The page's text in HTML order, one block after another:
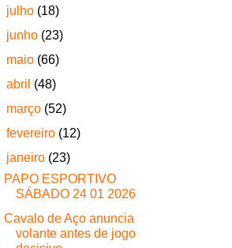
julho (18)
junho (23)
maio (66)
abril (48)
março (52)
fevereiro (12)
janeiro (23)
PAPO ESPORTIVO
SÁBADO 24 01 2026
Cavalo de Aço anuncia
volante antes de jogo